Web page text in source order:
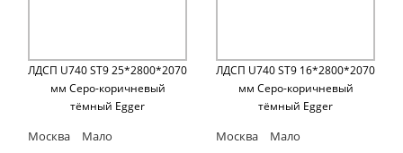
ЛДСП U740 ST9 25*2800*2070
мм Cеро-коричневый
тёмный Egger
Москва Мало
ЛДСП U740 ST9 16*2800*2070
мм Cеро-коричневый
тёмный Egger
Москва Мало